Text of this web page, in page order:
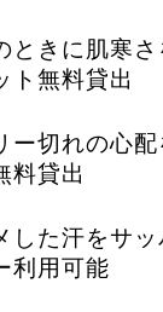
ときに肌寒
ト無料貸出
ー切れの心
料貸出
した汗をサ
利用可能